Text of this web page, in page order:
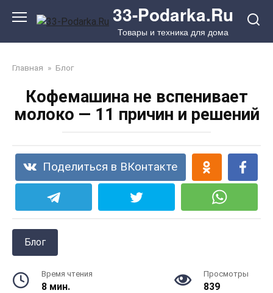
33-Podarka.Ru
Товары и техника для дома
Главная » Блог
Кофемашина не вспенивает
молоко — 11 причин и решений
Поделиться в ВКонтакте
Блог
Время чтения
8 мин.
Просмотры
839